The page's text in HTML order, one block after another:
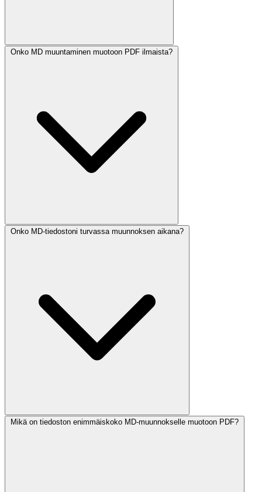
Onko MD muuntaminen muotoon PDF ilmaista?
Onko MD-tiedostoni turvassa muunnoksen aikana?
Mikä on tiedoston enimmäiskoko MD-muunnokselle muotoon PDF?